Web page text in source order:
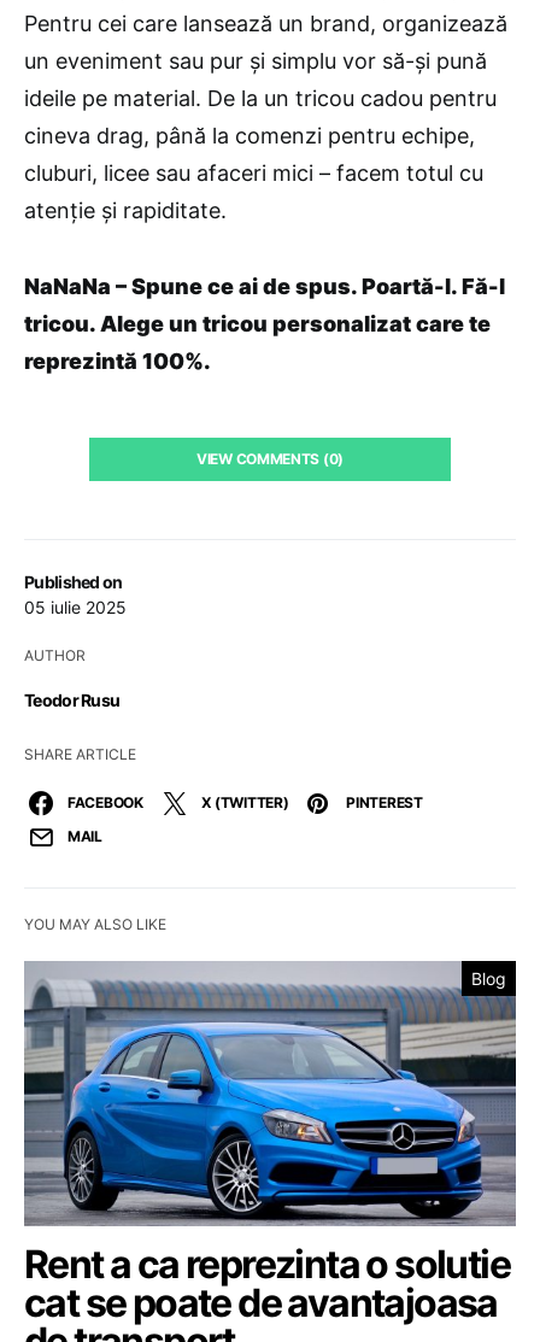
Published on
05 iulie 2025
AUTHOR
Teodor Rusu
SHARE ARTICLE
FACEBOOK X (TWITTER)
PINTEREST
MAIL
Pentru cei care lansează un brand, organizează
un eveniment sau pur și simplu vor să-și pună
ideile pe material. De la un tricou cadou pentru
cineva drag, până la comenzi pentru echipe,
cluburi, licee sau afaceri mici – facem totul cu
atenție și rapiditate.
NaNaNa – Spune ce ai de spus. Poartă-l. Fă-l
tricou. Alege un tricou personalizat care te
reprezintă 100%.
VIEW COMMENTS (0)
YOU MAY ALSO LIKE
Blog
Rent a ca reprezinta o solutie
cat se poate de avantajoasa